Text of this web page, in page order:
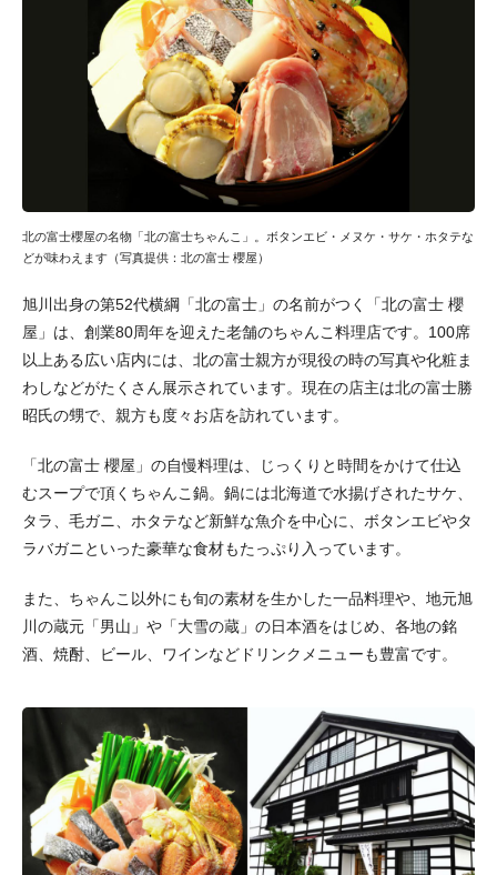
北の富士櫻屋の名物「北の富士ちゃんこ」。ボタンエビ・メヌケ・サケ・ホタテな
どが味わえます（写真提供：北の富士 櫻屋）
旭川出身の第52代横綱「北の富士」の名前がつく「北の富士 櫻
屋」は、創業80周年を迎えた老舗のちゃんこ料理店です。100席
以上ある広い店内には、北の富士親方が現役の時の写真や化粧ま
わしなどがたくさん展示されています。現在の店主は北の富士勝
昭氏の甥で、親方も度々お店を訪れています。
「北の富士 櫻屋」の自慢料理は、じっくりと時間をかけて仕込
むスープで頂くちゃんこ鍋。鍋には北海道で水揚げされたサケ、
タラ、毛ガニ、ホタテなど新鮮な魚介を中心に、ボタンエビやタ
ラバガニといった豪華な食材もたっぷり入っています。
また、ちゃんこ以外にも旬の素材を生かした一品料理や、地元旭
川の蔵元「男山」や「大雪の蔵」の日本酒をはじめ、各地の銘
酒、焼酎、ビール、ワインなどドリンクメニューも豊富です。